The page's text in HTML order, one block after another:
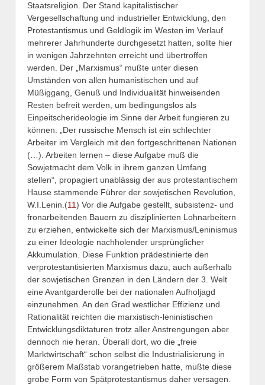
Staatsreligion. Der Stand kapitalistischer
Vergesellschaftung und industrieller Entwicklung, den
Protestantismus und Geldlogik im Westen im Verlauf
mehrerer Jahrhunderte durchgesetzt hatten, sollte hier
in wenigen Jahrzehnten erreicht und übertroffen
werden. Der „Marxismus“ mußte unter diesen
Umständen von allen humanistischen und auf
Müßiggang, Genuß und Individualität hinweisenden
Resten befreit werden, um bedingungslos als
Einpeitscherideologie im Sinne der Arbeit fungieren zu
können. „Der russische Mensch ist ein schlechter
Arbeiter im Vergleich mit den fortgeschrittenen Nationen
(…). Arbeiten lernen – diese Aufgabe muß die
Sowjetmacht dem Volk in ihrem ganzen Umfang
stellen“, propagiert unablässig der aus protestantischem
Hause stammende Führer der sowjetischen Revolution,
W.I.Lenin.(11) Vor die Aufgabe gestellt, subsistenz- und
fronarbeitenden Bauern zu disziplinierten Lohnarbeitern
zu erziehen, entwickelte sich der Marxismus/Leninismus
zu einer Ideologie nachholender ursprünglicher
Akkumulation. Diese Funktion prädestinierte den
verprotestantisierten Marxismus dazu, auch außerhalb
der sowjetischen Grenzen in den Ländern der 3. Welt
eine Avantgarderolle bei der nationalen Aufholjagd
einzunehmen. An den Grad westlicher Effizienz und
Rationalität reichten die marxistisch-leninistischen
Entwicklungsdiktaturen trotz aller Anstrengungen aber
dennoch nie heran. Überall dort, wo die „freie
Marktwirtschaft“ schon selbst die Industrialisierung in
größerem Maßstab vorangetrieben hatte, mußte diese
grobe Form von Spätprotestantismus daher versagen.